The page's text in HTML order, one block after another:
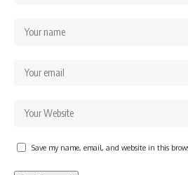
Save my name, email, and website in this